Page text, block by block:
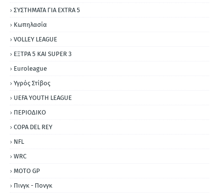
ΣΥΣΤΗΜΑΤΑ ΓΙΑ ΕΧΤRΑ 5
Κωπηλασία
VOLLEY LEAGUE
ΕΞΤΡΑ 5 ΚΑΙ SUPER 3
Εuroleague
Υγρός Στίβος
UEFA YOUTH LEAGUE
ΠΕΡΙΟΔΙΚΟ
COPA DEL REY
NFL
WRC
MOTO GP
Πινγκ - Πονγκ